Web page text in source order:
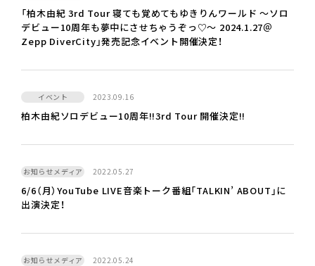
「柏木由紀 3rd Tour 寝ても覚めてもゆきりんワールド ～ソロ
デビュー10周年も夢中にさせちゃうぞっ♡～ 2024.1.27＠
Zepp DiverCity」発売記念イベント開催決定！
イベント 2023.09.16
柏木由紀ソロデビュー10周年!!3rd Tour 開催決定!!
お知らせメディア 2022.05.27
6/6（月）YouTube LIVE音楽トーク番組「TALKIN’ ABOUT」に
出演決定！
お知らせメディア 2022.05.24